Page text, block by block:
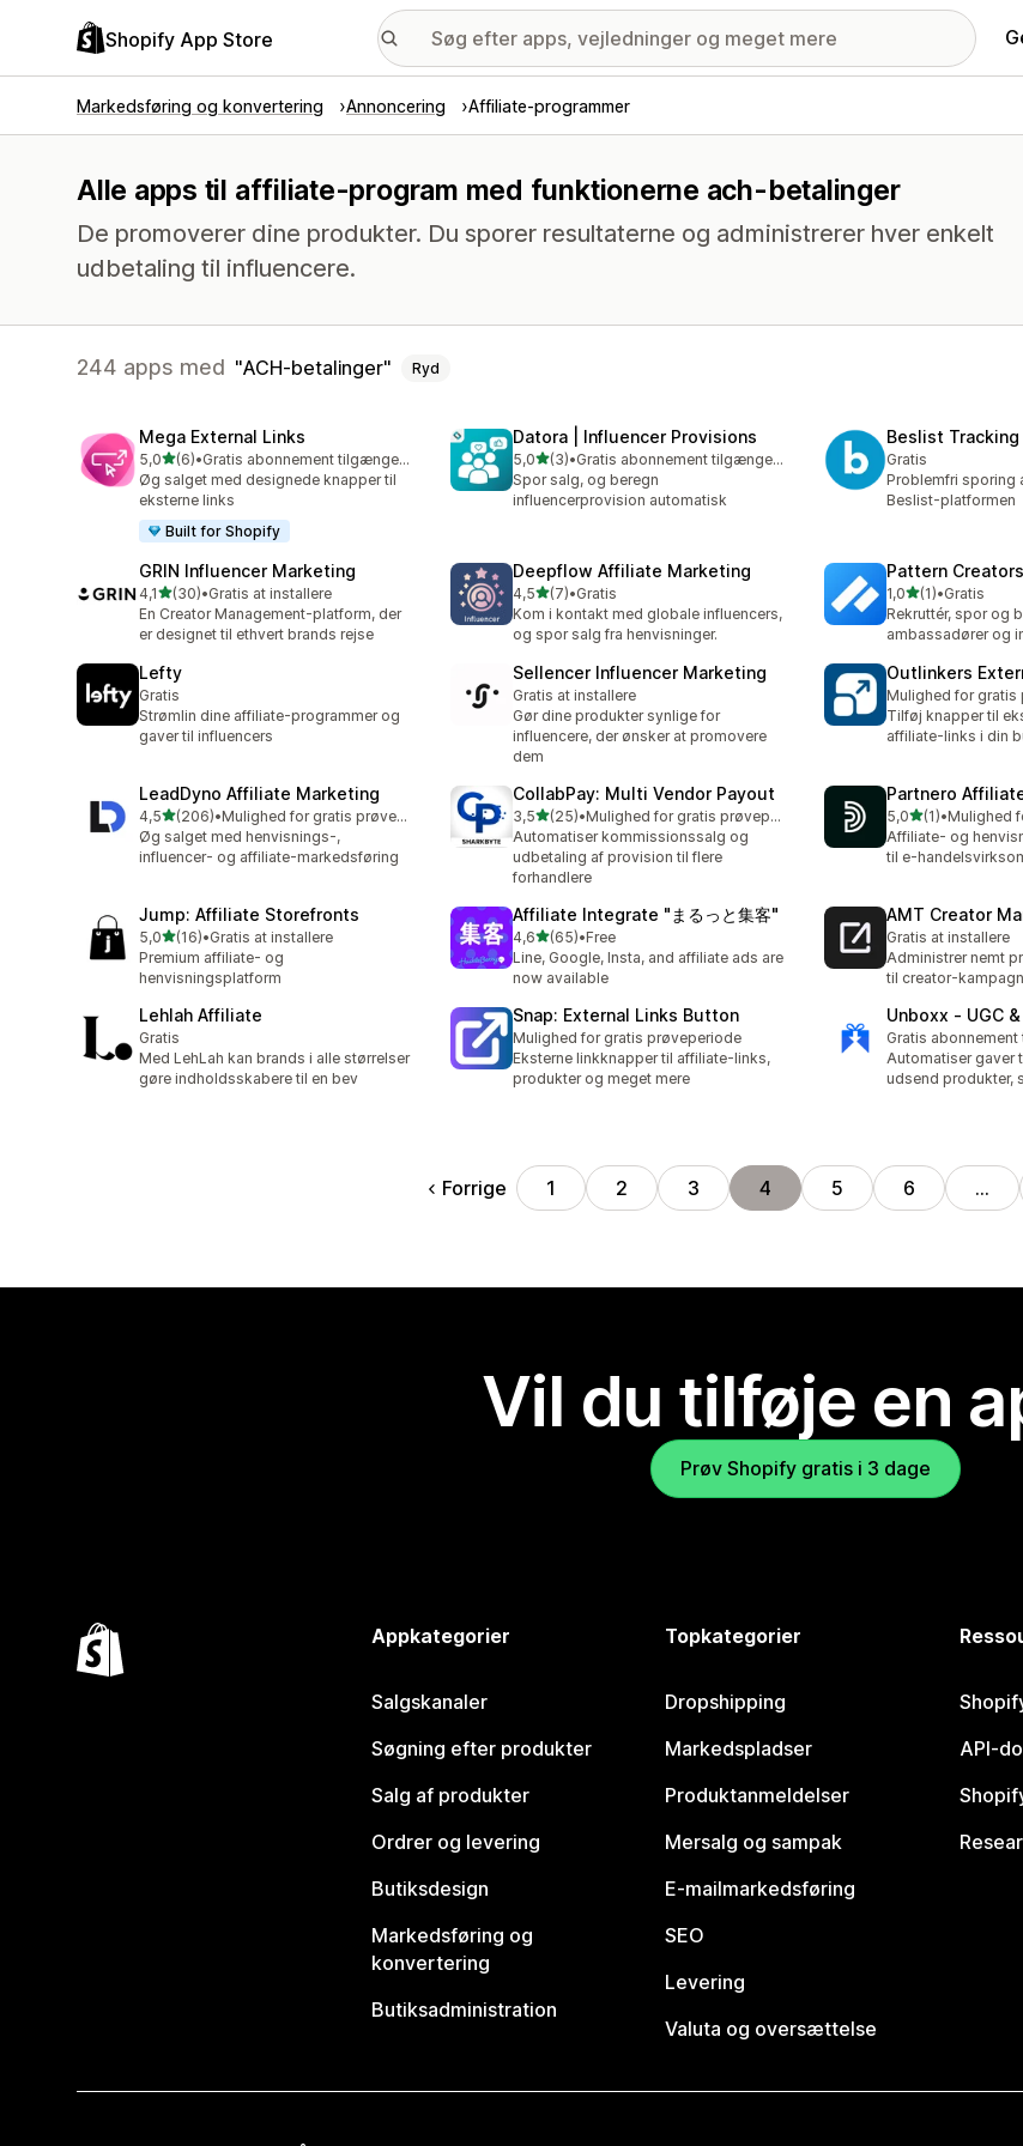
Shopify App Store
Markedsføring og konvertering Annoncering Affiliate-programmer
Alle apps til affiliate-program med funktionerne ach-betalinger
De promoverer dine produkter. Du sporer resultaterne og administrerer hver enkelt
udbetaling til influencere.
244 apps med ACH-betalinger Ryd
Mega External Links
5,0ud af 5 stjerner
(6)
6 anmeldelser i alt
•
Gratis abonnement tilgængeligt
Øg salget med designede knapper til
eksterne links
Built for Shopify
Datora | Influencer Provisions
5,0ud af 5 stjerner
(3)
3 anmeldelser i alt
•
Gratis abonnement tilgængeligt
Spor salg, og beregn
influencerprovision automatisk
Beslist Tracking
Gratis
Problemfri sporing
Beslist-platformen
GRIN Influencer Marketing
4,1ud af 5 stjerner
(30)
30 anmeldelser i alt
•Gratis at installere
En Creator Management-platform, der
er designet til ethvert brands rejse
Deepflow Affiliate Marketing
4,5ud af 5 stjerner
(7)
7 anmeldelser i alt
•Gratis
Kom i kontakt med globale influencers,
og spor salg fra henvisninger.
Pattern Creators
1,0ud af 5 stjerner
(1)
1 anmeldelser i alt
•Gratis
Rekruttér, spor og
ambassadører og
Lefty
Gratis
Strømlin dine affiliate-programmer og
gaver til influencers
Sellencer Influencer Marketing
Gratis at installere
Gør dine produkter synlige for
influencere, der ønsker at promovere
dem
Outlinkers
Mulighed for gratis
Tilføj knapper til
affiliate-links i din
LeadDyno Affiliate Marketing
4,5ud af 5 stjerner
(206)
206 anmeldelser i alt
•
Mulighed for gratis prøveperiode
Øg salget med henvisnings-,
influencer- og affiliate-markedsføring
CollabPay: Multi Vendor Payout
3,5ud af 5 stjerner
(25)
25 anmeldelser i alt
•
Mulighed for gratis prøveperiode
Automatiser kommissionssalg og
udbetaling af provision til flere
forhandlere
Partnero
5,0ud af 5 stjerner
(1)
1 anmeldelser i alt
•
Affiliate- og
til e-
Jump: Affiliate Storefronts
5,0ud af 5 stjerner
(16)
16 anmeldelser i alt
•Gratis at installere
Premium affiliate- og
henvisningsplatform
Affiliate Integrate "まるっと集客"
4,6ud af 5 stjerner
(65)
65 anmeldelser i alt
•Free
Line, Google, Insta, and affiliate ads are
now available
AMT Creator
Gratis at installere
Administrer nemt
til creator-
Lehlah Affiliate
Gratis
Med LehLah kan brands i alle størrelser
gøre indholdsskabere til en bev
Snap: External Links Button
Mulighed for gratis prøveperiode
Eksterne linkknapper til affiliate-links,
produkter og meget mere
Unboxx ‑ UGC
Gratis
Automatiser gaver
udsend produkter,
Forrige 1 2 3 4 5 6 …
Vil du tilføje en
Prøv Shopify gratis i 3 dage
Appkategorier
Salgskanaler
Søgning efter produkter
Salg af produkter
Ordrer og levering
Butiksdesign
Markedsføring og
konvertering
Butiksadministration
Topkategorier
Dropshipping
Markedspladser
Produktanmeldelser
Mersalg og sampak
E-mailmarkedsføring
SEO
Levering
Valuta og oversættelse
API-